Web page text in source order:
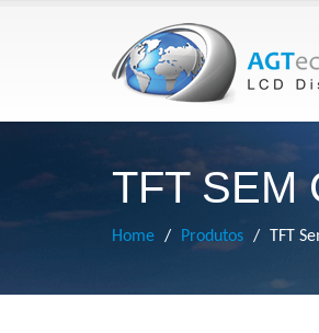
TFT SEM
Home Produtos TFT